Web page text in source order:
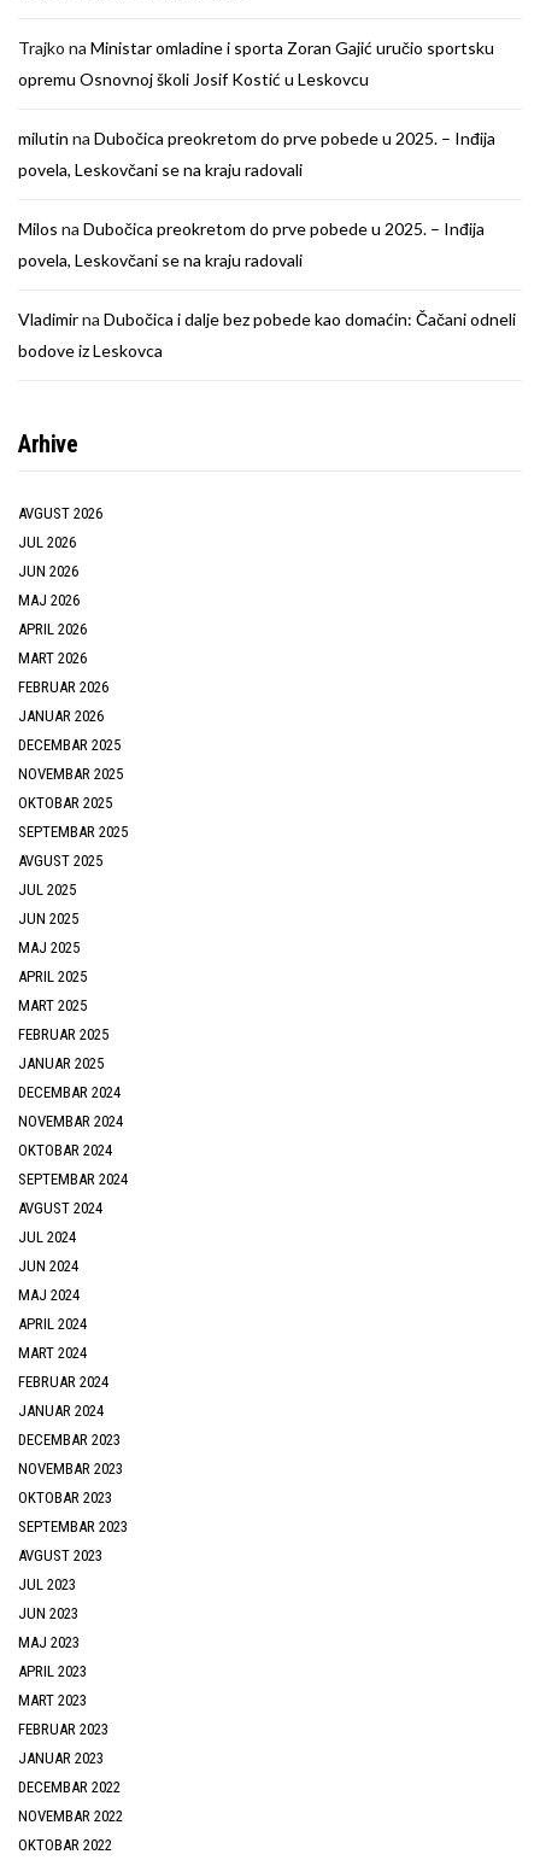
Trajko na Ministar omladine i sporta Zoran Gajić uručio sportsku
opremu Osnovnoj školi Josif Kostić u Leskovcu
milutin na Dubočica preokretom do prve pobede u 2025. – Inđija
povela, Leskovčani se na kraju radovali
Milos na Dubočica preokretom do prve pobede u 2025. – Inđija
povela, Leskovčani se na kraju radovali
Vladimirna Dubočica i dalje bez pobede kao domaćin: Čačani odneli
bodove iz Leskovca
Arhive
AVGUST 2026
JUL 2026
JUN 2026
MAJ 2026
APRIL 2026
MART 2026
FEBRUAR 2026
JANUAR 2026
DECEMBAR 2025
NOVEMBAR 2025
OKTOBAR 2025
SEPTEMBAR 2025
AVGUST 2025
JUL 2025
JUN 2025
MAJ 2025
APRIL 2025
MART 2025
FEBRUAR 2025
JANUAR 2025
DECEMBAR 2024
NOVEMBAR 2024
OKTOBAR 2024
SEPTEMBAR 2024
AVGUST 2024
JUL 2024
JUN 2024
MAJ 2024
APRIL 2024
MART 2024
FEBRUAR 2024
JANUAR 2024
DECEMBAR 2023
NOVEMBAR 2023
OKTOBAR 2023
SEPTEMBAR 2023
AVGUST 2023
JUL 2023
JUN 2023
MAJ 2023
APRIL 2023
MART 2023
FEBRUAR 2023
JANUAR 2023
DECEMBAR 2022
NOVEMBAR 2022
OKTOBAR 2022